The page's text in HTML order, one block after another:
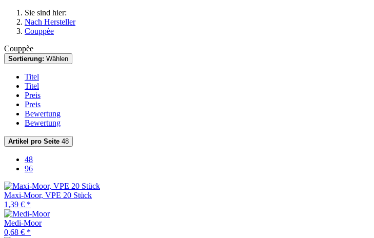
Sie sind hier:
Nach Hersteller
Couppèe
Couppèe
Sortierung: Wählen
Titel
Titel
Preis
Preis
Bewertung
Bewertung
Artikel pro Seite 48
48
96
Maxi-Moor, VPE 20 Stück
1,39 € *
Medi-Moor
0,68 € *